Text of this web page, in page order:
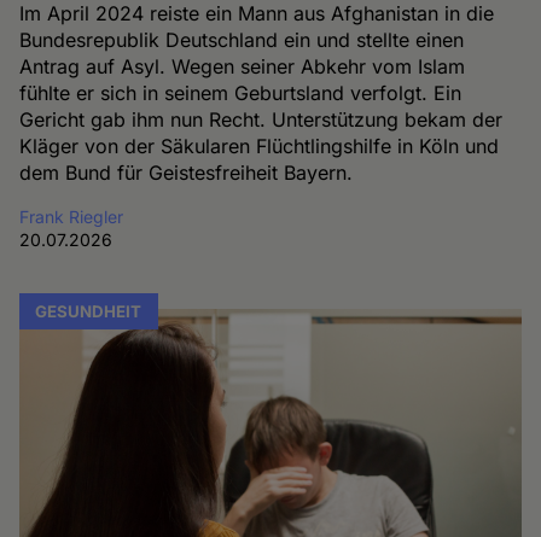
Im April 2024 reiste ein Mann aus Afghanistan in die
Bundesrepublik Deutschland ein und stellte einen
Antrag auf Asyl. Wegen seiner Abkehr vom Islam
fühlte er sich in seinem Geburtsland verfolgt. Ein
Gericht gab ihm nun Recht. Unterstützung bekam der
Kläger von der Säkularen Flüchtlingshilfe in Köln und
dem Bund für Geistesfreiheit Bayern.
Frank Riegler
20.07.2026
GESUNDHEIT